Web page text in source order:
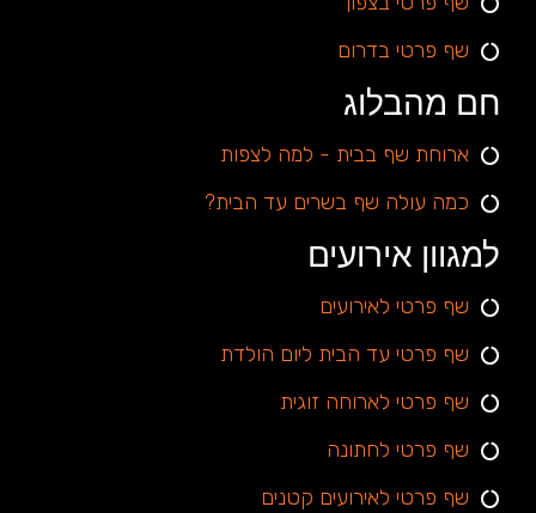
שף פרטי בדרום
חם מהבלוג
ארוחת שף בבית - למה לצפות
כמה עולה שף בשרים עד הבית?
למגוון אירועים
שף פרטי לאירועים
שף פרטי עד הבית ליום הולדת
שף פרטי לארוחה זוגית
שף פרטי לחתונה
שף פרטי לאירועים קטנים